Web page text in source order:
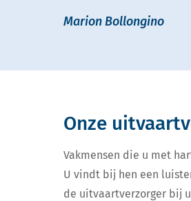
Marion Bollongino
Onze
Vakmensen die u met
U vindt bij hen een
de uitvaartverzorger bij